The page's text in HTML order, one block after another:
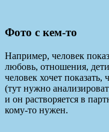
Фото с кем-то
Например, человек
любовь, отношения,
человек хочет
(тут нужно
и он растворяется в
кому-то нужен.